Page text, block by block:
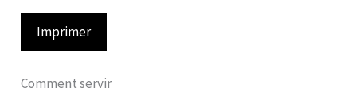
Imprimer
Comment servir